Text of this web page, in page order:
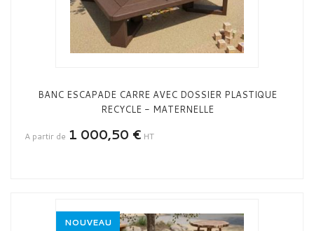
BANC ESCAPADE CARRE AVEC DOSSIER PLASTIQUE
RECYCLE - MATERNELLE
A partir de 1 000,50 € HT
NOUVEAU